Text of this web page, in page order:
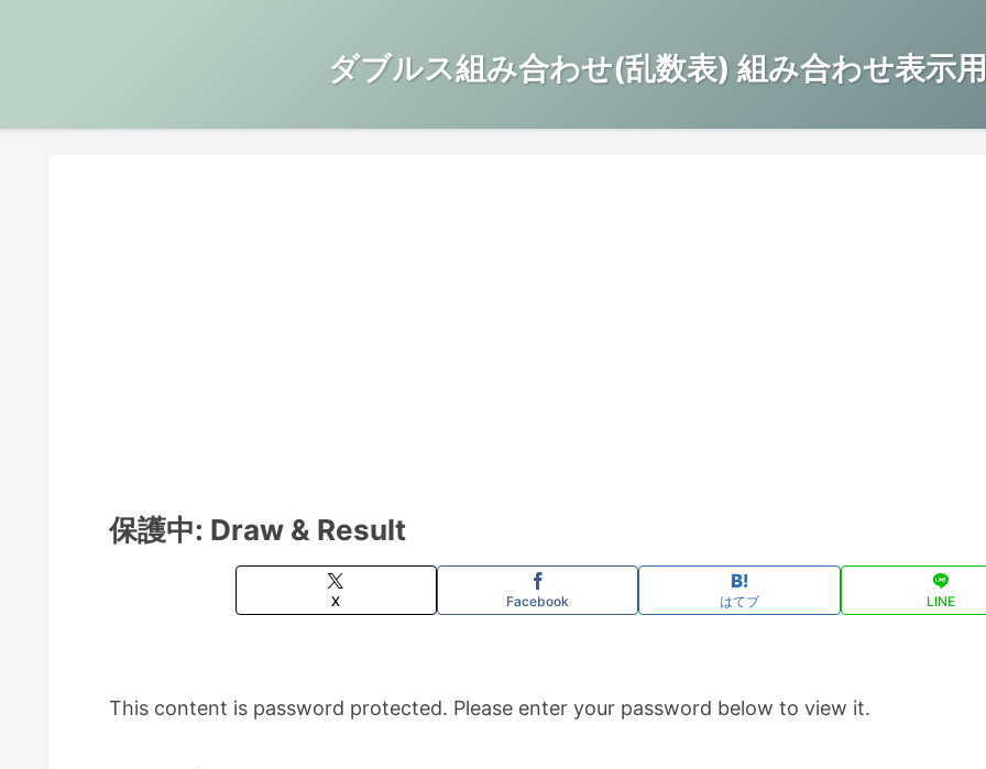
ダブルス組み合わせ(乱数表) 組み合わせ表示
保護中: Draw & Result
X Facebook はてブ LINE
This content is password protected. Please enter your password below to view it.